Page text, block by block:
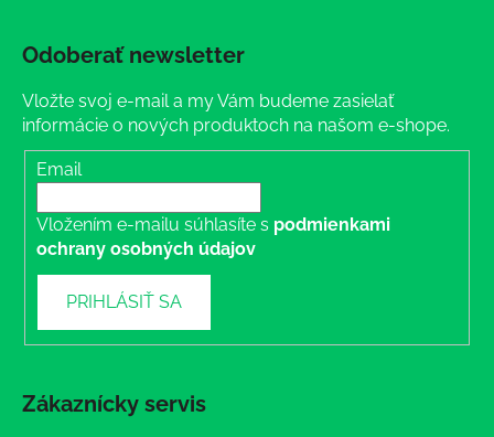
Odoberať newsletter
Vložte svoj e-mail a my Vám budeme zasielať
informácie o nových produktoch na našom e-shope.
Email
Vložením e-mailu súhlasíte s podmienkami
ochrany osobných údajov
PRIHLÁSIŤ SA
Zákaznícky servis